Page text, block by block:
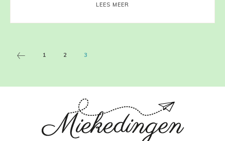
LEES MEER
1 2 3